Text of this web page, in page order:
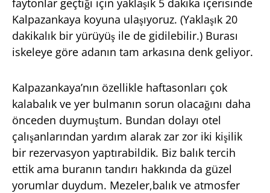
Kalpazankaya koyuna ulaşıyoruz. (Yaklaşık 20
dakikalık bir yürüyüş ile de gidilebilir.) Burası
iskeleye göre adanın tam arkasına denk geliyor.
Kalpazankaya’nın özellikle haftasonları çok
kalabalık ve yer bulmanın sorun olacağını daha
önceden duymuştum. Bundan dolayı otel
çalışanlarından yardım alarak zar zor iki kişilik
bir rezervasyon yaptırabildik. Biz balık tercih
ettik ama buranın tandırı hakkında da güzel
yorumlar duydum. Mezeler,balık ve atmosfer